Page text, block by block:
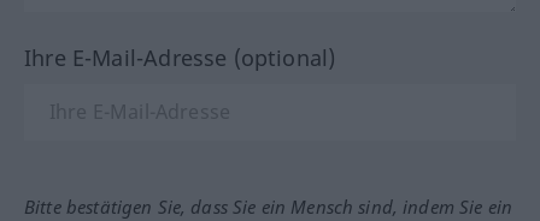
Ihre E-Mail-Adresse (optional)
Bitte bestätigen Sie, dass Sie ein Mensch sind, indem Sie ein